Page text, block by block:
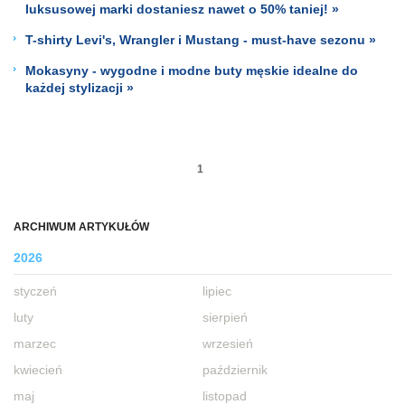
ARCHIWUM ARTYKUŁÓW
2026
styczeń
luty
marzec
kwiecień
maj
lipiec
sierpień
wrzesień
październik
listopad
luksusowej marki dostaniesz nawet o 50% taniej! »
T-shirty Levi's, Wrangler i Mustang - must-have sezonu »
Mokasyny - wygodne i modne buty męskie idealne do
każdej stylizacji »
1